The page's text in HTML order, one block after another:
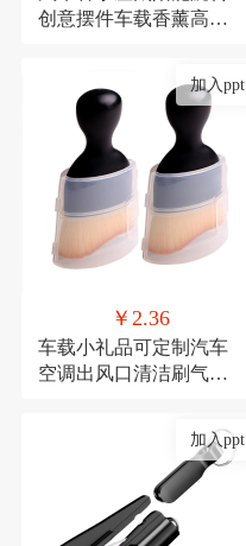
创意摆件车载香薰高档
加入ppt
￥2.36
车载小礼品可定制汽车
空调出风口清洁刷气车
加入ppt